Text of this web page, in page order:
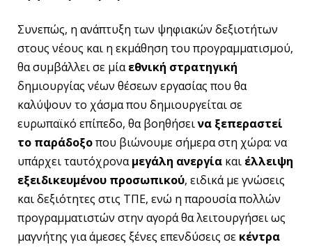
Συνεπώς, η ανάπτυξη των ψηφιακών δεξιοτήτων
στους νέους και η εκμάθηση του προγραμματισμού,
θα συμβάλλει σε μίαεθνική στρατηγική
δημιουργίας νέων θέσεων εργασίας που θα
καλύψουν το χάσμα που δημιουργείται σε
ευρωπαϊκό επίπεδο, θα βοηθήσεινα ξεπεραστεί
το παράδοξοπου βιώνουμε σήμερα στη χώρα: να
υπάρχει ταυτόχροναμεγάλη ανεργία και έλλειψη
εξειδικευμένου προσωπικού, ειδικά με γνώσεις
και δεξιότητες στις ΤΠΕ, ενώ η παρουσία πολλών
προγραμματιστών στην αγορά θα λειτουργήσει ως
μαγνήτης για άμεσες ξένες επενδύσεις σε κέντρα